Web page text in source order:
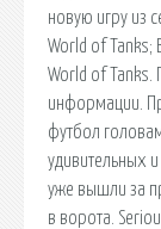
новую игру из
World of Tanks;
World of Tanks.
информации.
футбол
удивительных
уже вышли за
в ворота.